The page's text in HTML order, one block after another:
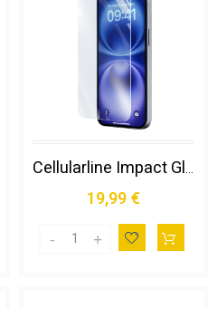
Cellularline Impact Glass - Iphone 16 Vetro Temperato Sottile, Resistente e Super Sensibile
19,99 €